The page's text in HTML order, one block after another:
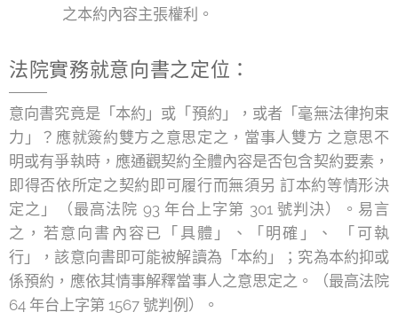
之本約內容主張權利。
法院實務就意向書之定位：
意向書究竟是「本約」或「預約」，或者「毫無法律拘束
力」？應就簽約雙方之意思定之，當事人雙方 之意思不
明或有爭執時，應通觀契約全體內容是否包含契約要素，
即得否依所定之契約即可履行而無須另 訂本約等情形決
定之」（最高法院 93 年台上字第 301 號判決）。易言
之，若意向書內容已「具體」、「明確」、 「可執
行」，該意向書即可能被解讀為「本約」；究為本約抑或
係預約，應依其情事解釋當事人之意思定之。（最高法院
64 年台上字第 1567 號判例）。